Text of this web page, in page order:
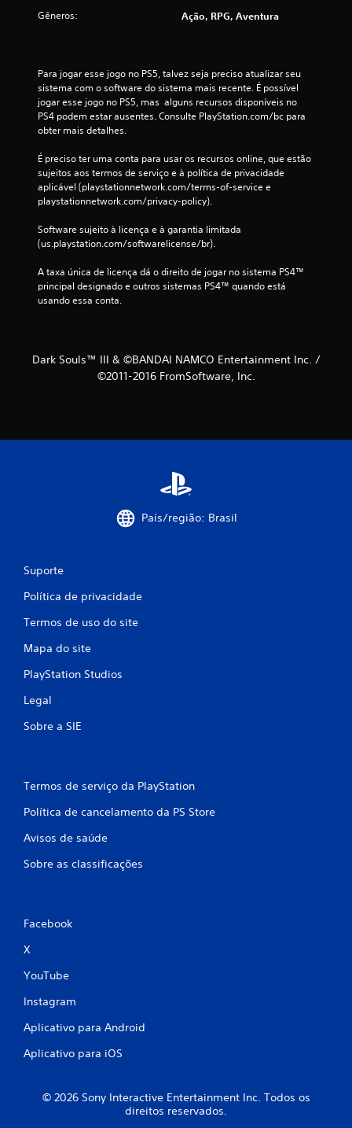
e
s
Gêneros: Ação, RPG, Aventura
Para jogar esse jogo no PS5, talvez seja preciso atualizar seu
sistema com o software do sistema mais recente. É possível
jogar esse jogo no PS5, mas  alguns recursos disponíveis no
PS4 podem estar ausentes. Consulte PlayStation.com/bc para
obter mais detalhes.
É preciso ter uma conta para usar os recursos online, que estão
sujeitos aos termos de serviço e à política de privacidade
aplicável (playstationnetwork.com/terms-of-service e
playstationnetwork.com/privacy-policy).
Software sujeito à licença e à garantia limitada
(us.playstation.com/softwarelicense/br).
A taxa única de licença dá o direito de jogar no sistema PS4™
principal designado e outros sistemas PS4™ quando está
usando essa conta.
Dark Souls™ III & ©BANDAI NAMCO Entertainment Inc. /
©2011-2016 FromSoftware, Inc.
País/região: Brasil
Suporte
Política de privacidade
Termos de uso do site
Mapa do site
PlayStation Studios
Legal
Sobre a SIE
Termos de serviço da PlayStation
Política de cancelamento da PS Store
Avisos de saúde
Sobre as classificações
Facebook
X
YouTube
Instagram
Aplicativo para Android
Aplicativo para iOS
© 2026 Sony Interactive Entertainment Inc. Todos os
direitos reservados.